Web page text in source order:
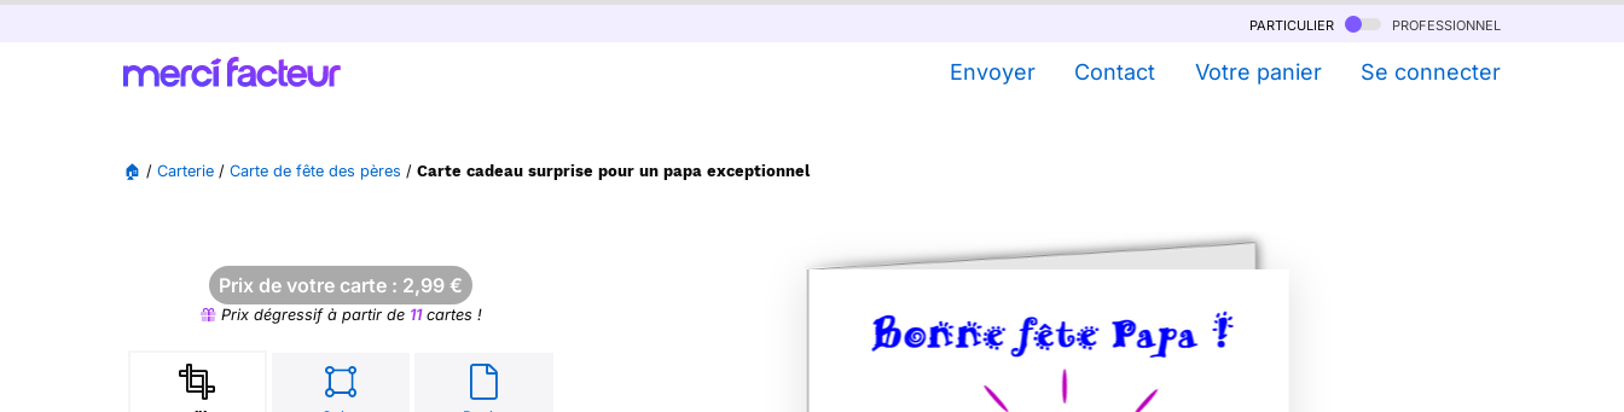
particulier professionnel
Envoyer Contact Votre panier Se connecter
🏠 / Carterie / Carte de fête des pères / Carte cadeau surprise pour un papa exceptionnel
Prix de votre carte : 2,99 €
Prix dégressif à partir de 11cartes !